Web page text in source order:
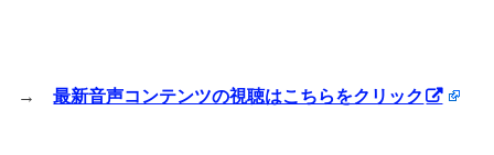
→最新音声コンテンツの視聴はこちらをクリック